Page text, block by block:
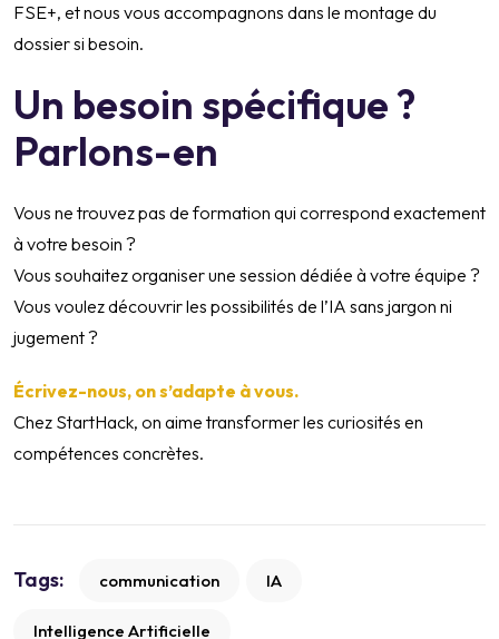
FSE+, et nous vous accompagnons dans le montage du
dossier si besoin.
Un besoin spécifique ?
Parlons-en
Vous ne trouvez pas de formation qui correspond exactement
à votre besoin ?
Vous souhaitez organiser une session dédiée à votre équipe ?
Vous voulez découvrir les possibilités de l’IA sans jargon ni
jugement ?
Écrivez-nous, on s’adapte à vous.
Chez StartHack, on aime transformer les curiosités en
compétences concrètes.
Tags: communication IA
Intelligence Artificielle